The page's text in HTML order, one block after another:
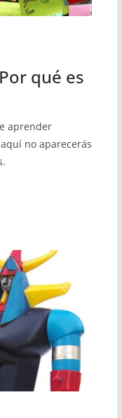
qué es
aprender
no aparecerás